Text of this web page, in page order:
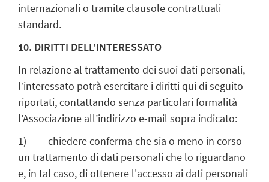
internazionali o tramite clausole contrattuali
standard.
10. DIRITTI DELL’INTERESSATO
In relazione al trattamento dei suoi dati personali,
l’interessato potrà esercitare i diritti qui di seguito
riportati, contattando senza particolari formalità
l’Associazione all’indirizzo e-mail sopra indicato:
1) chiedere conferma che sia o meno in corso
un trattamento di dati personali che lo riguardano
e, in tal caso, di ottenere l'accesso ai dati personali